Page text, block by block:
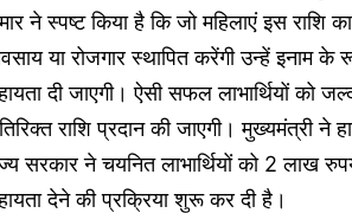
ने स्पष्ट किया है कि जो महिलाएं इस राशि
या रोजगार स्थापित करेंगी उन्हें इनाम
दी जाएगी। ऐसी सफल लाभार्थियों को
राशि प्रदान की जाएगी। मुख्यमंत्री ने
सरकार ने चयनित लाभार्थियों को 2 लाख
देने की प्रक्रिया शुरू कर दी है।